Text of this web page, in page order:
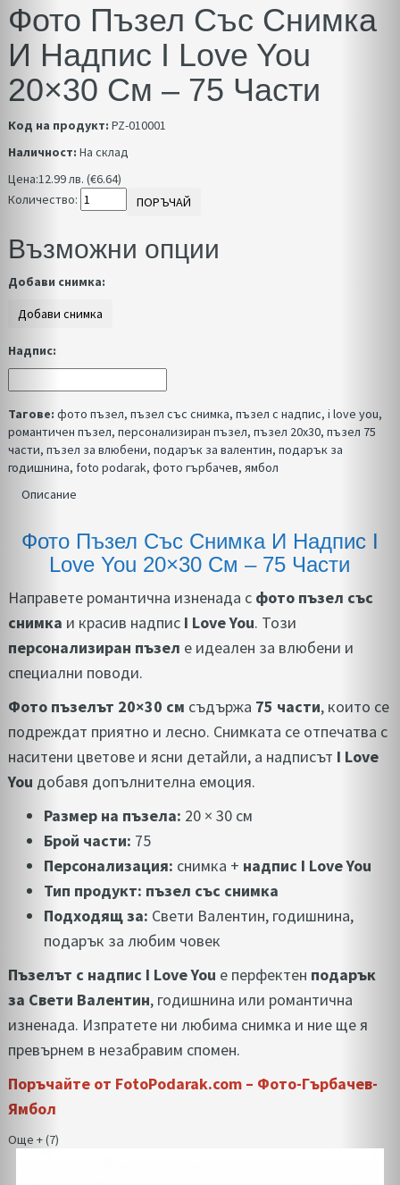
Фото Пъзел Със Снимка
И Надпис I Love You
20×30 См – 75 Части
Код на продукт: PZ-010001
Наличност: На склад
Цена:12.99 лв. (€6.64)
Количество:
ПОРЪЧАЙ
Възможни опции
Добави снимка:
Надпис:
Тагове: фото пъзел, пъзел със снимка, пъзел с надпис, i love you,
романтичен пъзел, персонализиран пъзел, пъзел 20x30, пъзел 75
части, пъзел за влюбени, подарък за валентин, подарък за
годишнина, foto podarak, фото гърбачев, ямбол
Описание
Фото Пъзел Със Снимка И Надпис I
Love You 20×30 См – 75 Части
Направете романтична изненада с фото пъзел със
снимка и красив надпис I Love You. Този
персонализиран пъзел е идеален за влюбени и
специални поводи.
Фото пъзелът 20×30 см съдържа 75 части, които се
подреждат приятно и лесно. Снимката се отпечатва с
наситени цветове и ясни детайли, а надписът I Love
You добавя допълнителна емоция.
Размер на пъзела: 20 × 30 см
Брой части: 75
Персонализация: снимка + надпис I Love You
Тип продукт: пъзел със снимка
Подходящ за: Свети Валентин, годишнина,
подарък за любим човек
Пъзелът с надпис I Love You е перфектен подарък
за Свети Валентин, годишнина или романтична
изненада. Изпратете ни любима снимка и ние ще я
превърнем в незабравим спомен.
Поръчайте от FotoPodarak.com – Фото-Гърбачев-
Ямбол
Още + (7)